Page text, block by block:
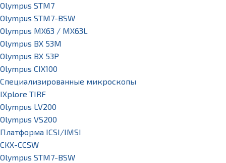
Olympus STM7
Olympus STM7-BSW
Olympus MX63 / MX63L
Olympus BX 53M
Olympus BX 53P
Olympus CIX100
Специализированные микроскопы
IXplore TIRF
Olympus LV200
Olympus VS200
Платформа ICSI/IMSI
CKX-CCSW
Olympus STM7-BSW